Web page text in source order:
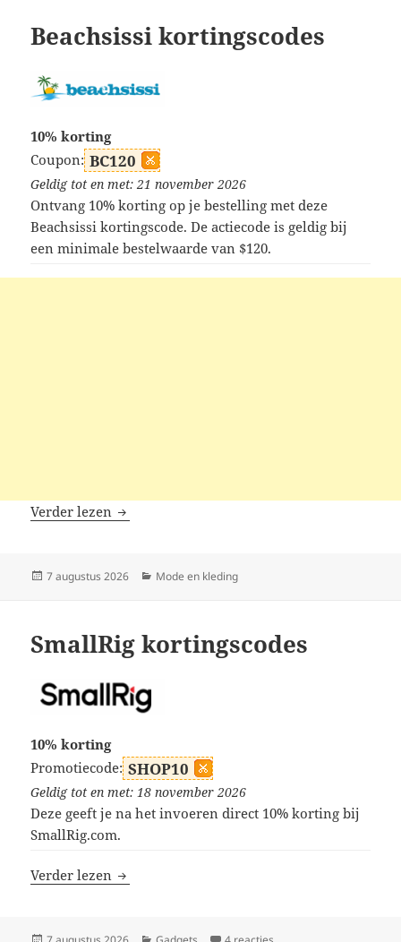
Beachsissi kortingscodes
10% korting
Coupon: BC120
Geldig tot en met: 21 november 2026
Ontvang 10% korting op je bestelling met deze
Beachsissi kortingscode. De actiecode is geldig bij
een minimale bestelwaarde van $120.
Verder lezen Beachsissi kortingscodes
Geplaatst
7 augustus 2026 Categorieën
Mode en kleding
SmallRig kortingscodes
10% korting
Promotiecode: SHOP10
Geldig tot en met: 18 november 2026
Deze geeft je na het invoeren direct 10% korting bij
SmallRig.com.
Verder lezen SmallRig kortingscodes
Geplaatst
Categorieën